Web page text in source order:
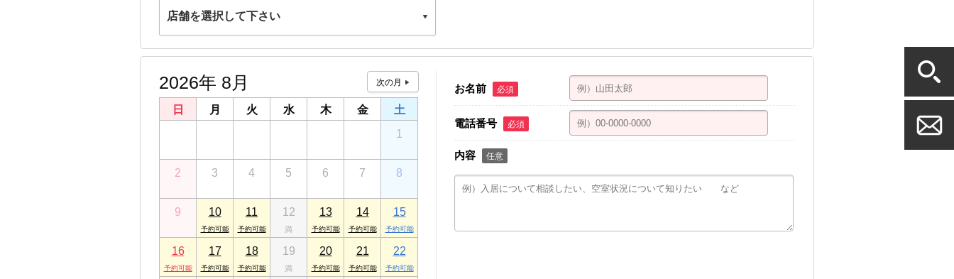
店舗を選択して下さい
ARES千葉店
ARES鎌取店
千葉県千葉市緑区おゆみ野３丁目23-5
ARES都賀店
ARES成田店
千葉県成田市ウイング土屋267 メゾンドプロヴァンス 1F
ARES市原店
千葉県市原市五井中央東１丁目18-2
2026年 8月
日 月 火 水 木 金
土
1
2 3 4 5 6 7 8
9 10 11 12 13 14 15
16 17 18 19 20 21 22
お名前 必須
電話番号 必須
内容 任意